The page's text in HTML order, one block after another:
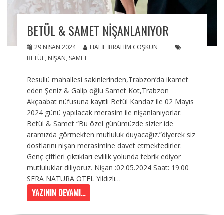
BETÜL & SAMET NIŞANLANIYOR
29 NISAN 2024
HALIL İBRAHIM COŞKUN
BETÜL, NIŞAN, SAMET
Resullü mahallesi sakinlerinden,Trabzon’da ikamet
eden Şeniz & Galip oğlu Samet Kot,Trabzon
Akçaabat nüfusuna kayıtlı Betül Kandaz ile 02 Mayıs
2024 günü yapılacak merasim ile nişanlanıyorlar.
Betül & Samet “Bu özel günümüzde sizler ide
aramızda görmekten mutluluk duyacağız.”diyerek siz
dostlarını nişan merasimine davet etmektedirler.
Genç çiftleri çıktıkları evlilik yolunda tebrik ediyor
mutluluklar diliyoruz. Nişan :02.05.2024 Saat: 19.00
SERA NATURA OTEL Yıldızlı…
YAZININ DEVAMI...